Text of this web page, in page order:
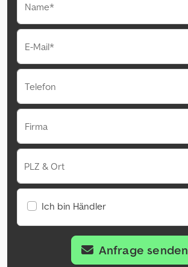
Name*
E-Mail*
Telefon
Firma
PLZ & Ort
Ich bin Händler
Anfrage senden